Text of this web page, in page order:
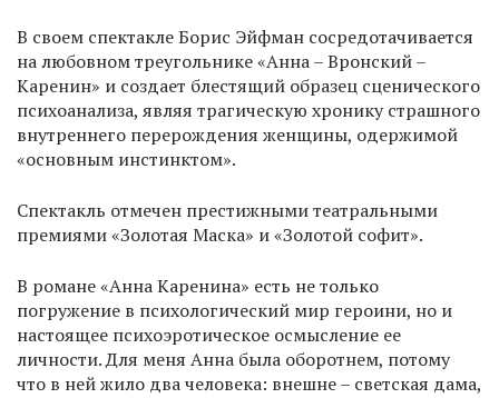
В своем спектакле Борис Эйфман сосредотачивается
на любовном треугольнике «Анна – Вронский –
Каренин» и создает блестящий образец сценического
психоанализа, являя трагическую хронику страшного
внутреннего перерождения женщины, одержимой
«основным инстинктом».
Спектакль отмечен престижными театральными
премиями «Золотая Маска» и «Золотой софит».
В романе «Анна Каренина» есть не только
погружение в психологический мир героини, но и
настоящее психоэротическое осмысление ее
личности. Для меня Анна была оборотнем, потому
что в ней жило два человека: внешне – светская дама,